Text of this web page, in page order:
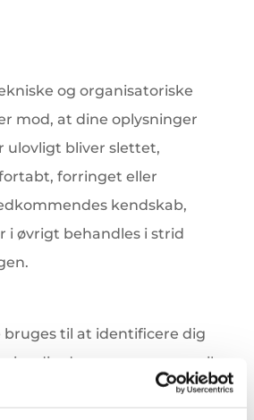
og organisatoriske
mod, at dine oplysninger
ulovligt bliver slettet,
forringet eller
kendskab,
i øvrigt behandles i strid
bruges til at identificere dig
vise dig de annoncer, som vil
for at være